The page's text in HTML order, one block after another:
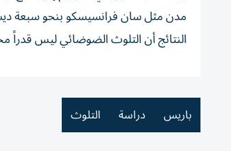
مدن مثل سان فرانسيسكو بنحو سبعة
النتائج أن التلوث الضوضائي ليس قدراً
باريس دراسة التلوث